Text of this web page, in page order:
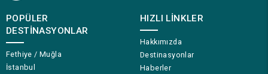
POPÜLER
DESTINASYONLAR
Fethiye / Muğla
İstanbul
HIZLI LINKLER
Hakkımızda
Destinasyonlar
Haberler